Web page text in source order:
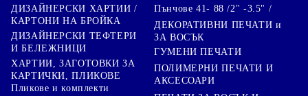
ДИЗАЙНЕРСКИ ХАРТИИ /
КАРТОНИ НА БРОЙКА
ДИЗАЙНЕРСКИ ТЕФТЕРИ
И БЕЛЕЖНИЦИ
ХАРТИИ, ЗАГОТОВКИ ЗА
КАРТИЧКИ, ПЛИКОВЕ
Пликове и комплекти
Пънчове 41- 88 /2" -3.5" /
ДЕКОРАТИВНИ ПЕЧАТИ и
ЗА ВОСЪК
ГУМЕНИ ПЕЧАТИ
ПОЛИМЕРНИ ПЕЧАТИ И
АКСЕСОАРИ